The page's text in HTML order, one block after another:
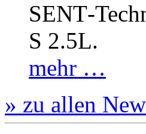
S 2.5L.
mehr …
» zu allen